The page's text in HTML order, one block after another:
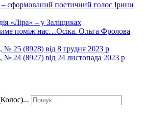
– сформований поетичний голос Ірини
«Ліра» – у Заліщиках
поміж нас…Осіка. Ольга Фролова
№ 25 (8928) від 8 грудня 2023 р
№ 24 (8927) від 24 листопада 2023 р